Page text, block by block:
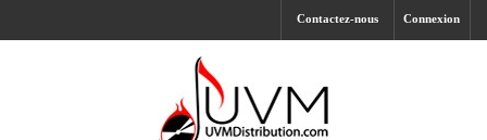
Connexion
Contactez-nous